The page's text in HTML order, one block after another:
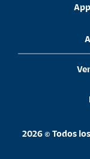
2026 © Todos